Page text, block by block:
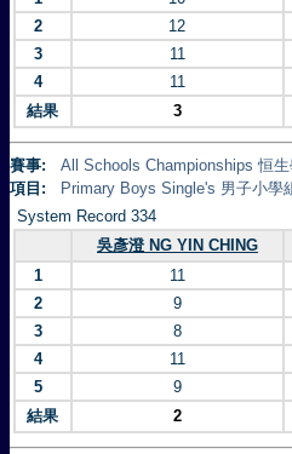
2
12
3
11
4
11
結果
3
賽事:
All Schools Championships 恒
項目:
Primary Boys Single's 男子小學
System Record 334
吳彥澄 NG YIN CHING
1
11
2
9
3
8
4
11
5
9
結果
2